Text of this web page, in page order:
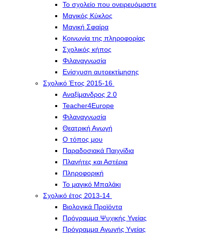
Το σχολείο που ονειρευόμαστε
Μαγικός Κύκλος
Μαγική Σφαίρα
Kοινωνία της πληροφορίας
Σχολικός κήπος
Φιλαναγνωσία
Eνίσχυση αυτοεκτίμησης
Σχολικό Έτος 2015-16
Αναξίμανδρος 2.0
Teacher4Europe
Φιλαναγνωσία
Θεατρική Αγωγή
Ο τόπος μου
Παραδοσιακά Παιχνίδια
Πλανήτες και Αστέρια
Πληροφορική
Το μαγικό Μπαλάκι
Σχολικό έτος 2013-14
Βιολογικά Προϊόντα
Πρόγραμμα Ψυχικής Υγείας
Πρόγραμμα Aγωγής Yγείας